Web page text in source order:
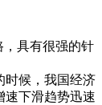
，具有很强的针
时候，我国经济
速下滑趋势迅速